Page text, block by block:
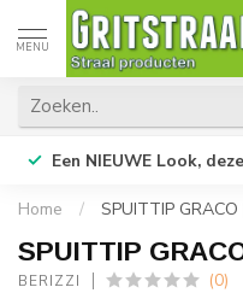
MENU
Een NIEUWE Look,
Home / SPUITTIP
SPUITTIP
BERIZZI (0)